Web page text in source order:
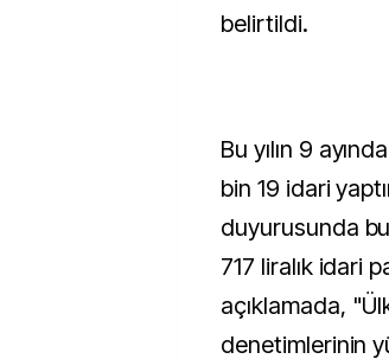
belirtildi.
Bu yılın 9
bin 19 idari
duyurusunda
717 liralık idari
açıklamada,
denetimlerinin